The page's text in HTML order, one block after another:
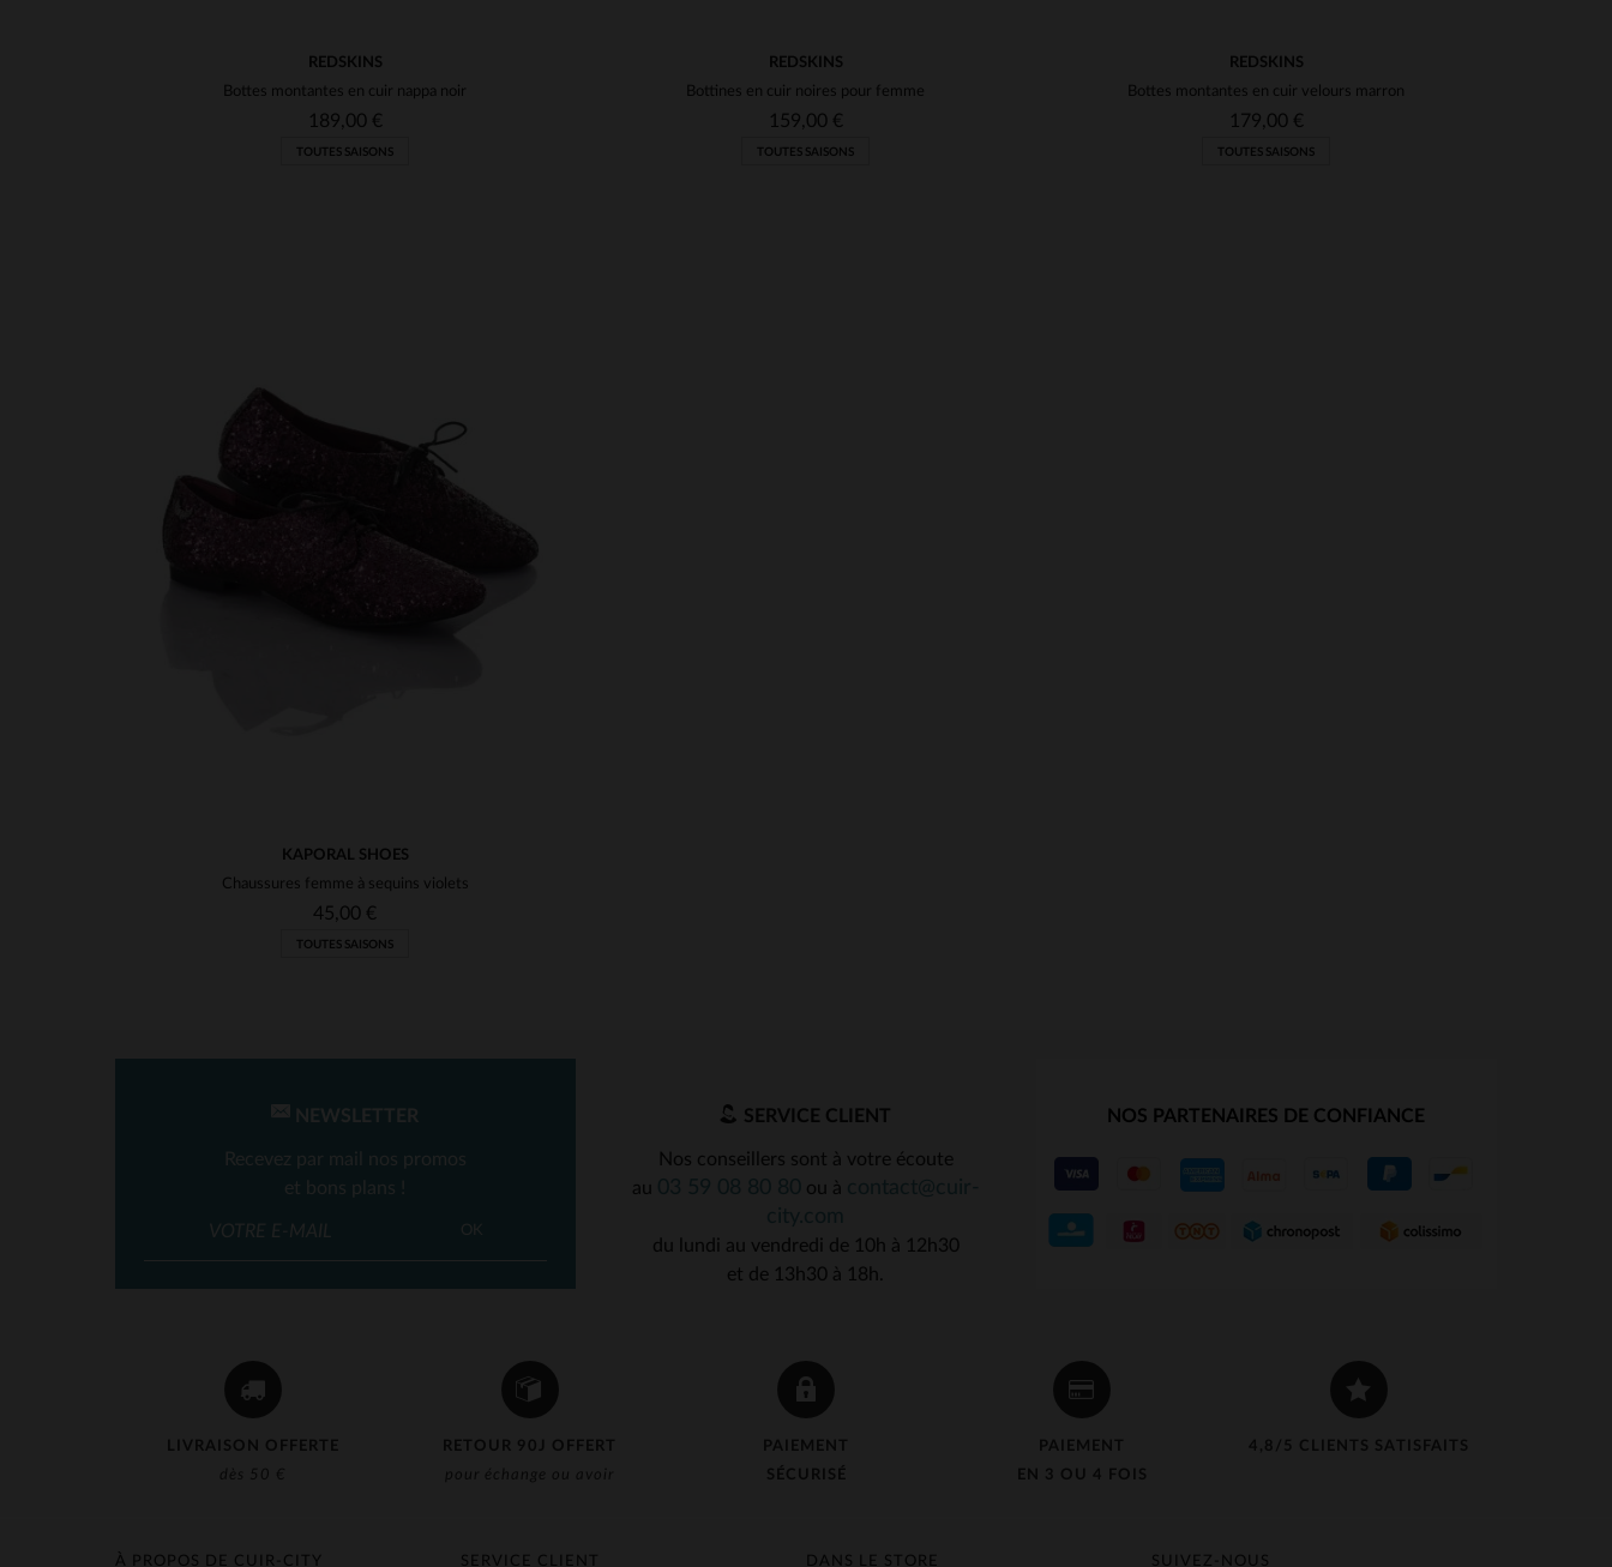
REDSKINS
Bottes montantes en cuir nappa noir
189,00 €
TOUTES SAISONS
REDSKINS
Bottines en cuir noires pour femme
159,00 €
TOUTES SAISONS
REDSKINS
Bottes montantes en cuir velours marron
179,00 €
TOUTES SAISONS
KAPORAL SHOES
Chaussures femme à sequins violets
45,00 €
TOUTES SAISONS
LIVRAISON OFFERTE
dès 50 €
RETOUR 90J OFFERT
pour échange ou avoir
PAIEMENT
SÉCURISÉ
PAIEMENT
EN 3 OU 4 FOIS
4,8/5 CLIENTS SATISFAITS
NEWSLETTER
Recevez par mail nos promos
et bons plans !
OK
SERVICE CLIENT
Nos conseillers sont à votre écoute
au
ou à
du lundi au vendredi de 10h à 12h30
et de 13h30 à 18h.
NOS PARTENAIRES DE CONFIANCE
SUIVEZ-NOUS
SERVICE CLIENT DANS LE STORE
À PROPOS DE CUIR-CITY